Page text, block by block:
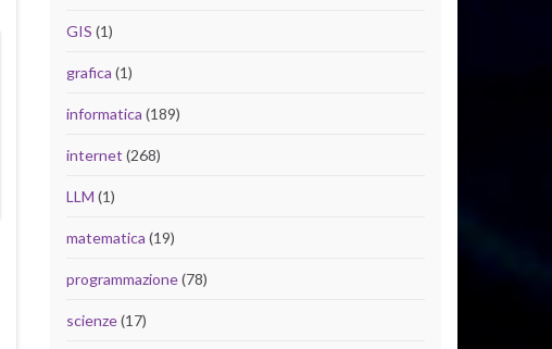
GIS (1)
grafica (1)
informatica (189)
internet (268)
LLM (1)
matematica (19)
programmazione(78)
scienze(17)